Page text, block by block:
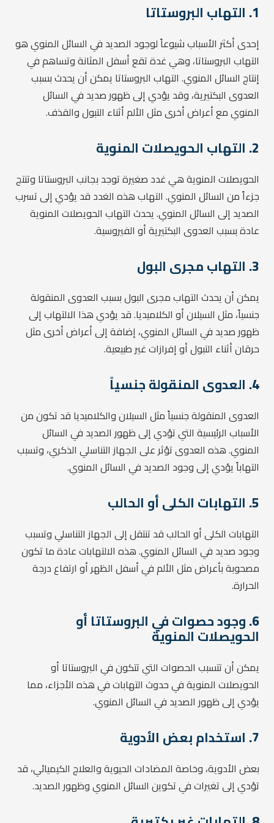
1. التهاب البروستاتا
إحدى أكثر الأسباب شيوعاً لوجود الصديد في السائل المنوي هو
التهاب البروستاتا، وهي غدة تقع أسفل المثانة وتساهم في
إنتاج السائل المنوي. التهاب البروستاتا يمكن أن يحدث بسبب
العدوى البكتيرية، وقد يؤدي إلى ظهور صديد في السائل
المنوي مع أعراض أخرى مثل الألم أثناء التبول والقذف.
2. التهاب الحويصلات المنوية
الحويصلات المنوية هي غدد صغيرة توجد بجانب البروستاتا وتنتج
جزءاً من السائل المنوي. التهاب هذه الغدد قد يؤدي إلى تسرب
الصديد إلى السائل المنوي. يحدث التهاب الحويصلات المنوية
عادة بسبب العدوى البكتيرية أو الفيروسية.
3. التهاب مجرى البول
يمكن أن يحدث التهاب مجرى البول بسبب العدوى المنقولة
جنسياً، مثل السيلان أو الكلاميديا. قد يؤدي هذا الالتهاب إلى
ظهور صديد في السائل المنوي، إضافة إلى أعراض أخرى مثل
حرقان أثناء التبول أو إفرازات غير طبيعية.
4. العدوى المنقولة جنسياً
العدوى المنقولة جنسياً مثل السيلان والكلاميديا قد تكون من
الأسباب الرئيسية التي تؤدي إلى ظهور الصديد في السائل
المنوي. هذه العدوى تؤثر على الجهاز التناسلي الذكري، وتسبب
التهاباً يؤدي إلى وجود الصديد في السائل المنوي.
5. التهابات الكلى أو الحالب
التهابات الكلى أو الحالب قد تنتقل إلى الجهاز التناسلي وتسبب
وجود صديد في السائل المنوي. هذه الالتهابات عادة ما تكون
مصحوبة بأعراض مثل الألم في أسفل الظهر أو ارتفاع درجة
الحرارة.
6. وجود حصوات في البروستاتا أو
الحويصلات المنوية
يمكن أن تتسبب الحصوات التي تتكون في البروستاتا أو
الحويصلات المنوية في حدوث التهابات في هذه الأجزاء، مما
يؤدي إلى ظهور الصديد في السائل المنوي.
7. استخدام بعض الأدوية
بعض الأدوية، وخاصة المضادات الحيوية والعلاج الكيميائي، قد
تؤدي إلى تغيرات في تكوين السائل المنوي وظهور الصديد.